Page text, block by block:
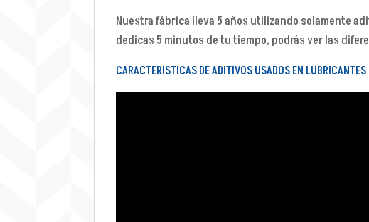
Nuestra fábrica lleva 5 años utilizando solamente
dedicas 5 minutos de tu tiempo, podrás ver las
CARACTERISTICAS DE ADITIVOS USADOS EN